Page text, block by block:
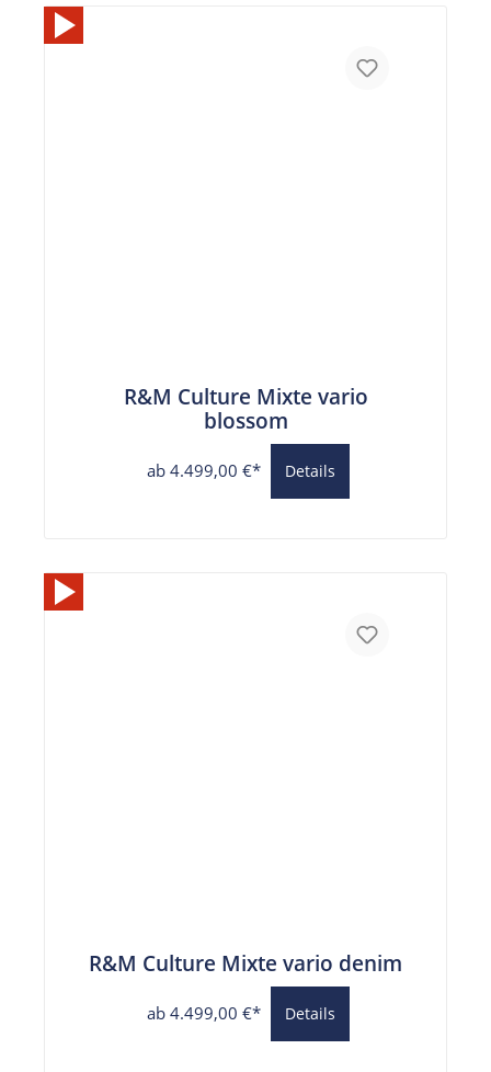
R&M Culture Mixte vario
blossom
ab 4.499,00 €* Details
R&M Culture Mixte vario denim
ab 4.499,00 €* Details